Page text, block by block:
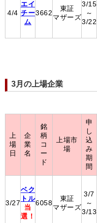
4/4
エイ
チー
ム
3662
東証
マザーズ
3/15
～
3/22
3月の上場企業
上
場
日
企
業
名
銘
柄
コ
ー
ド
上場市
場
申
し
込
み
期
間
3/27
ベク
トル
当
選！
6058
東証
マザーズ
3/7
～
3/13